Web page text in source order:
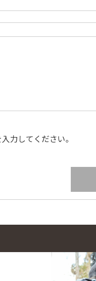
力してください。